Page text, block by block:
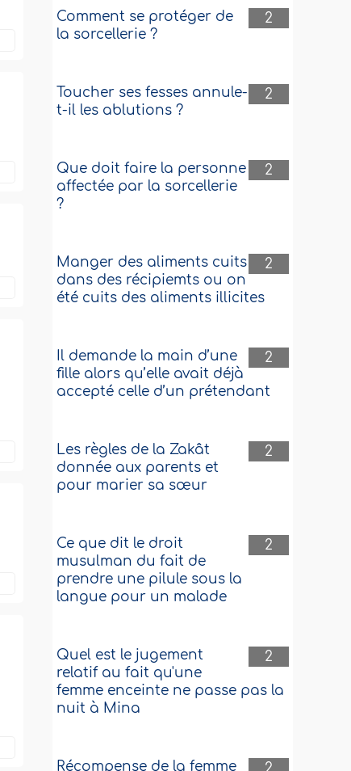
2
Comment se protéger de
la sorcellerie ?
2
Toucher ses fesses annule-
t-il les ablutions ?
2
Que doit faire la personne
affectée par la sorcellerie
?
2
Manger des aliments cuits
dans des récipiemts ou on
été cuits des aliments illicites
2
Il demande la main d’une
fille alors qu’elle avait déjà
accepté celle d’un prétendant
2
Les règles de la Zakât
donnée aux parents et
pour marier sa sœur
2
Ce que dit le droit
musulman du fait de
prendre une pilule sous la
langue pour un malade
2
Quel est le jugement
relatif au fait qu'une
femme enceinte ne passe pas la
nuit à Mina
Récompense de la femme